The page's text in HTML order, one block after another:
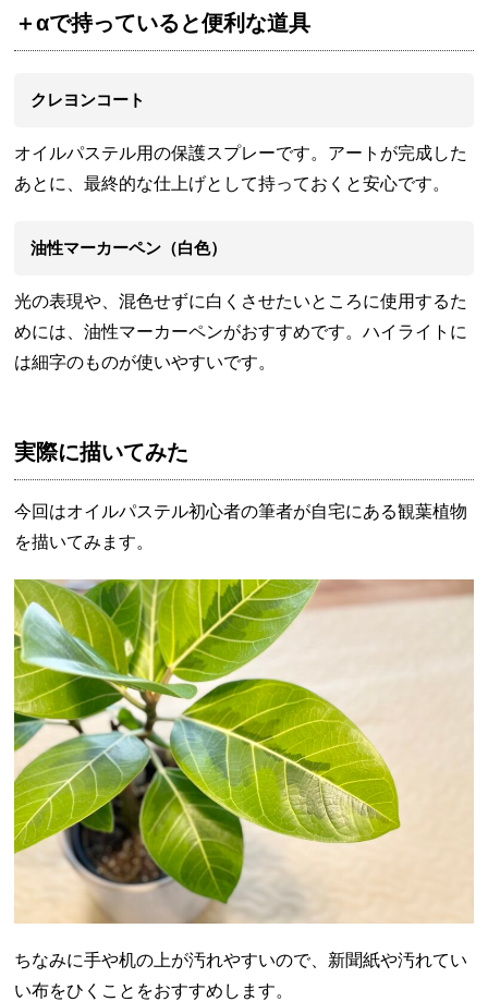
＋αで持っていると便利な道具
クレヨンコート
オイルパステル用の保護スプレーです。アートが完成した
あとに、最終的な仕上げとして持っておくと安心です。
油性マーカーペン（白色）
光の表現や、混色せずに白くさせたいところに使用するた
めには、油性マーカーペンがおすすめです。ハイライトに
は細字のものが使いやすいです。
実際に描いてみた
今回はオイルパステル初心者の筆者が自宅にある観葉植物
を描いてみます。
ちなみに手や机の上が汚れやすいので、新聞紙や汚れてい
い布をひくことをおすすめします。